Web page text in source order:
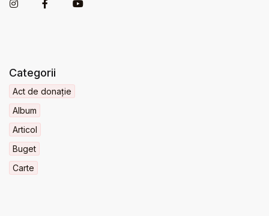
Categorii
Act de donație
Album
Articol
Buget
Carte